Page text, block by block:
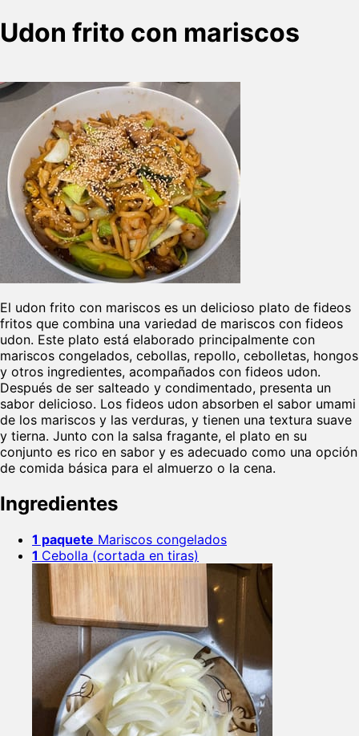
Udon frito con mariscos
El udon frito con mariscos es un delicioso plato de fideos
fritos que combina una variedad de mariscos con fideos
udon. Este plato está elaborado principalmente con
mariscos congelados, cebollas, repollo, cebolletas, hongos
y otros ingredientes, acompañados con fideos udon.
Después de ser salteado y condimentado, presenta un
sabor delicioso. Los fideos udon absorben el sabor umami
de los mariscos y las verduras, y tienen una textura suave
y tierna. Junto con la salsa fragante, el plato en su
conjunto es rico en sabor y es adecuado como una opción
de comida básica para el almuerzo o la cena.
Ingredientes
1 paquete Mariscos congelados
1 Cebolla (cortada en tiras)